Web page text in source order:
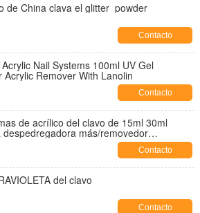
de China clava el glitter_powder
Contacto
Nail Systems 100ml UV Gel
Remover Acrylic Remover With Lanolin
Contacto
de acrílico del clavo de 15ml 30ml
despedregadora más/removedor
Contacto
del clavo
Contacto